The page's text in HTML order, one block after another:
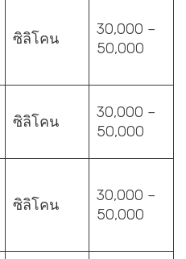
ซิลิโคน
30,000 –
50,000
ซิลิโคน
30,000 –
50,000
ซิลิโคน
30,000 –
50,000